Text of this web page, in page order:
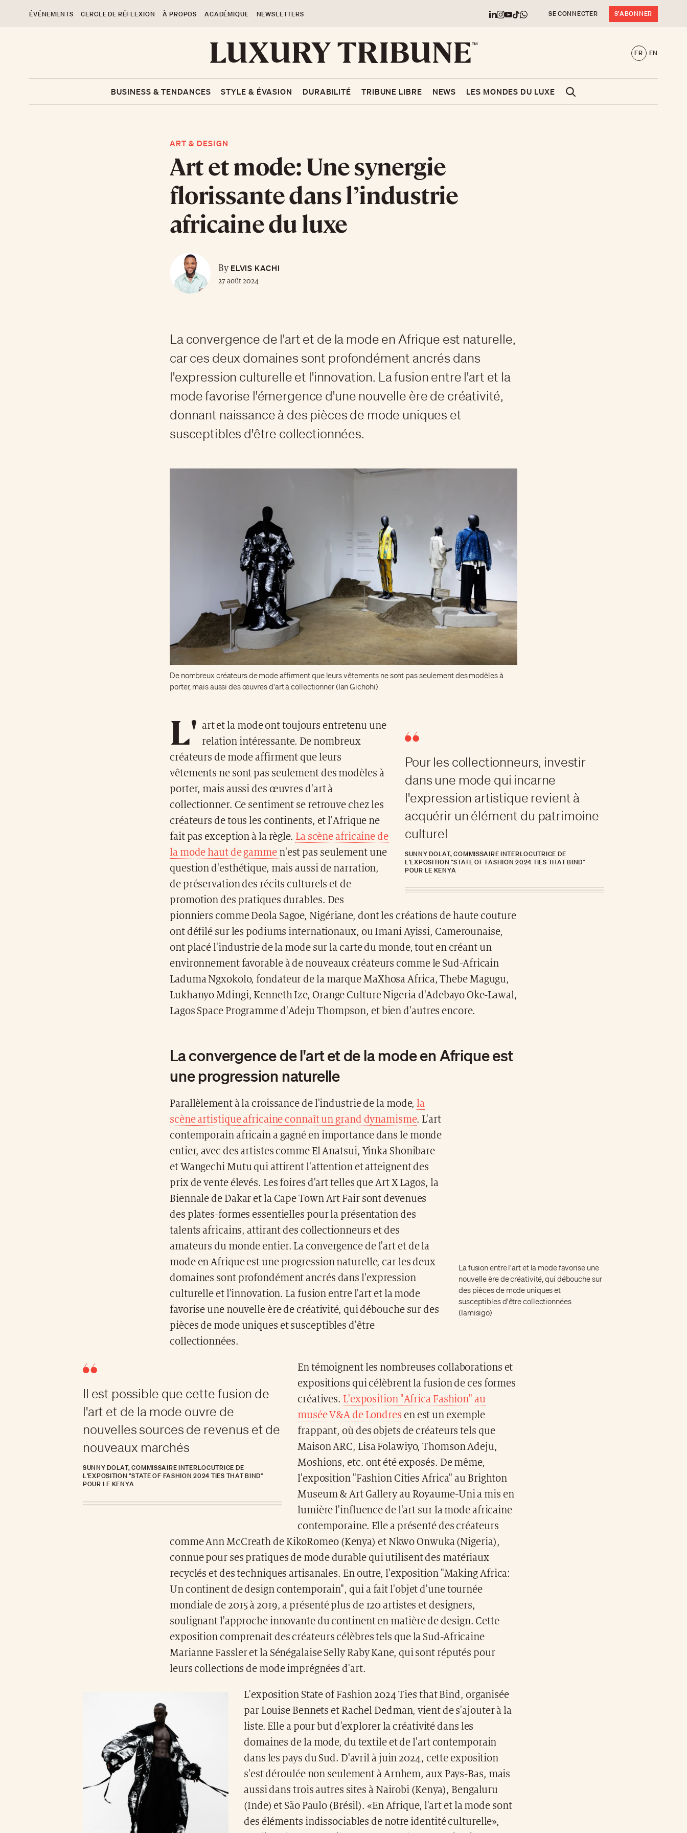
ÉVÉNEMENTS CERCLE DE RÉFLEXION À PROPOS ACADÉMIQUE NEWSLETTERS SE CONNECTER S'ABONNER
FR EN
BUSINESS & TENDANCES STYLE & ÉVASION DURABILITÉ TRIBUNE LIBRE NEWS LES MONDES DU LUXE
ART & DESIGN
Art et mode: Une synergie
florissante dans l’industrie
africaine du luxe
ByELVIS KACHI
27 août 2024
La convergence de l'art et de la mode en Afrique est naturelle,
car ces deux domaines sont profondément ancrés dans
l'expression culturelle et l'innovation. La fusion entre l'art et la
mode favorise l'émergence d'une nouvelle ère de créativité,
donnant naissance à des pièces de mode uniques et
susceptibles d'être collectionnées.
De nombreux créateurs de mode affirment que leurs vêtements ne sont pas seulement des modèles à
porter, mais aussi des œuvres d'art à collectionner (Ian Gichohi)
Pour les collectionneurs, investir
dans une mode qui incarne
l'expression artistique revient à
acquérir un élément du patrimoine
culturel
SUNNY DOLAT, COMMISSAIRE INTERLOCUTRICE DE
L'EXPOSITION "STATE OF FASHION 2024 TIES THAT BIND"
POUR LE KENYA
L' art et la mode ont toujours entretenu une
relation intéressante. De nombreux
créateurs de mode affirment que leurs
vêtements ne sont pas seulement des modèles à
porter, mais aussi des œuvres d'art à
collectionner. Ce sentiment se retrouve chez les
créateurs de tous les continents, et l'Afrique ne
fait pas exception à la règle. La scène africaine de
la mode haut de gamme n'est pas seulement une
question d'esthétique, mais aussi de narration,
de préservation des récits culturels et de
promotion des pratiques durables. Des
pionniers comme Deola Sagoe, Nigériane, dont les créations de haute couture
ont défilé sur les podiums internationaux, ou Imani Ayissi, Camerounaise,
ont placé l'industrie de la mode sur la carte du monde, tout en créant un
environnement favorable à de nouveaux créateurs comme le Sud-Africain
Laduma Ngxokolo, fondateur de la marque MaXhosa Africa, Thebe Magugu,
Lukhanyo Mdingi, Kenneth Ize, Orange Culture Nigeria d'Adebayo Oke-Lawal,
Lagos Space Programme d'Adeju Thompson, et bien d'autres encore.
La convergence de l'art et de la mode en Afrique est
une progression naturelle
La fusion entre l'art et la mode favorise une
nouvelle ère de créativité, qui débouche sur
des pièces de mode uniques et
susceptibles d'être collectionnées
(Iamisigo)
Parallèlement à la croissance de l'industrie de la mode, la
scène artistique africaine connaît un grand dynamisme. L'art
contemporain africain a gagné en importance dans le monde
entier, avec des artistes comme El Anatsui, Yinka Shonibare
et Wangechi Mutu qui attirent l'attention et atteignent des
prix de vente élevés. Les foires d'art telles que Art X Lagos, la
Biennale de Dakar et la Cape Town Art Fair sont devenues
des plates-formes essentielles pour la présentation des
talents africains, attirant des collectionneurs et des
amateurs du monde entier. La convergence de l'art et de la
mode en Afrique est une progression naturelle, car les deux
domaines sont profondément ancrés dans l'expression
culturelle et l'innovation. La fusion entre l'art et la mode
favorise une nouvelle ère de créativité, qui débouche sur des
pièces de mode uniques et susceptibles d'être
collectionnées.
Il est possible que cette fusion de
l'art et de la mode ouvre de
nouvelles sources de revenus et de
nouveaux marchés
SUNNY DOLAT, COMMISSAIRE INTERLOCUTRICE DE
L'EXPOSITION "STATE OF FASHION 2024 TIES THAT BIND"
POUR LE KENYA
En témoignent les nombreuses collaborations et
expositions qui célèbrent la fusion de ces formes
créatives. L'exposition "Africa Fashion" au
musée V&A de Londres en est un exemple
frappant, où des objets de créateurs tels que
Maison ARC, Lisa Folawiyo, Thomson Adeju,
Moshions, etc. ont été exposés. De même,
l'exposition "Fashion Cities Africa" au Brighton
Museum & Art Gallery au Royaume-Uni a mis en
lumière l'influence de l'art sur la mode africaine
contemporaine. Elle a présenté des créateurs
comme Ann McCreath de KikoRomeo (Kenya) et Nkwo Onwuka (Nigeria),
connue pour ses pratiques de mode durable qui utilisent des matériaux
recyclés et des techniques artisanales. En outre, l'exposition "Making Africa:
Un continent de design contemporain", qui a fait l'objet d'une tournée
mondiale de 2015 à 2019, a présenté plus de 120 artistes et designers,
soulignant l'approche innovante du continent en matière de design. Cette
exposition comprenait des créateurs célèbres tels que la Sud-Africaine
Marianne Fassler et la Sénégalaise Selly Raby Kane, qui sont réputés pour
leurs collections de mode imprégnées d'art.
L'exposition State of Fashion 2024 Ties that Bind, organisée
par Louise Bennets et Rachel Dedman, vient de s'ajouter à la
liste. Elle a pour but d'explorer la créativité dans les
domaines de la mode, du textile et de l'art contemporain
dans les pays du Sud. D'avril à juin 2024, cette exposition
s'est déroulée non seulement à Arnhem, aux Pays-Bas, mais
aussi dans trois autres sites à Nairobi (Kenya), Bengaluru
(Inde) et São Paulo (Brésil). «En Afrique, l'art et la mode sont
des éléments indissociables de notre identité culturelle»,